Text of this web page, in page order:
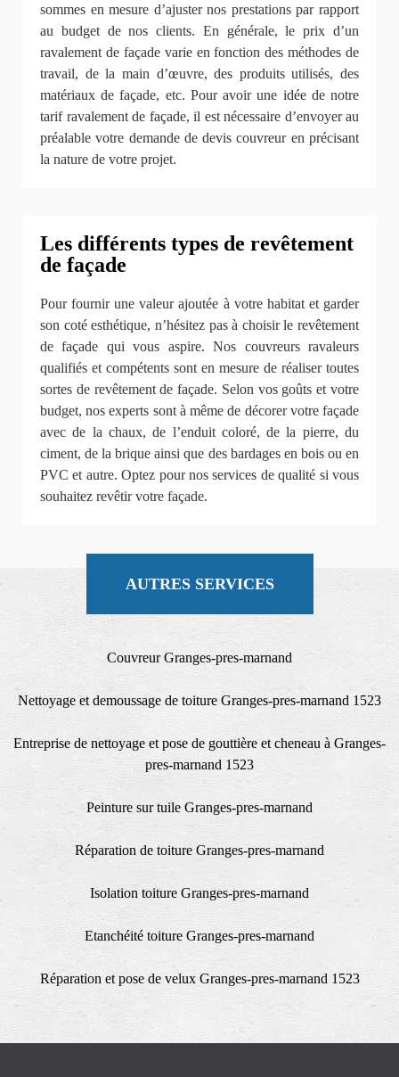
sommes en mesure d’ajuster nos prestations par rapport
au budget de nos clients. En générale, le prix d’un
ravalement de façade varie en fonction des méthodes de
travail, de la main d’œuvre, des produits utilisés, des
matériaux de façade, etc. Pour avoir une idée de notre
tarif ravalement de façade, il est nécessaire d’envoyer au
préalable votre demande de devis couvreur en précisant
la nature de votre projet.
Les différents types de revêtement
de façade
Pour fournir une valeur ajoutée à votre habitat et garder
son coté esthétique, n’hésitez pas à choisir le revêtement
de façade qui vous aspire. Nos couvreurs ravaleurs
qualifiés et compétents sont en mesure de réaliser toutes
sortes de revêtement de façade. Selon vos goûts et votre
budget, nos experts sont à même de décorer votre façade
avec de la chaux, de l’enduit coloré, de la pierre, du
ciment, de la brique ainsi que des bardages en bois ou en
PVC et autre. Optez pour nos services de qualité si vous
souhaitez revêtir votre façade.
AUTRES SERVICES
Couvreur Granges-pres-marnand
Nettoyage et demoussage de toiture Granges-pres-marnand 1523
Entreprise de nettoyage et pose de gouttière et cheneau à Granges-
pres-marnand 1523
Peinture sur tuile Granges-pres-marnand
Réparation de toiture Granges-pres-marnand
Isolation toiture Granges-pres-marnand
Etanchéité toiture Granges-pres-marnand
Réparation et pose de velux Granges-pres-marnand 1523